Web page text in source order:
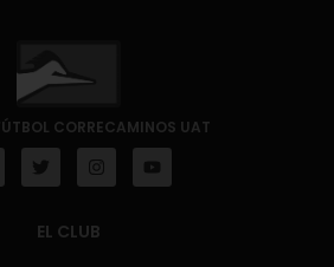
CORRECAMINOS UAT
EL CLUB